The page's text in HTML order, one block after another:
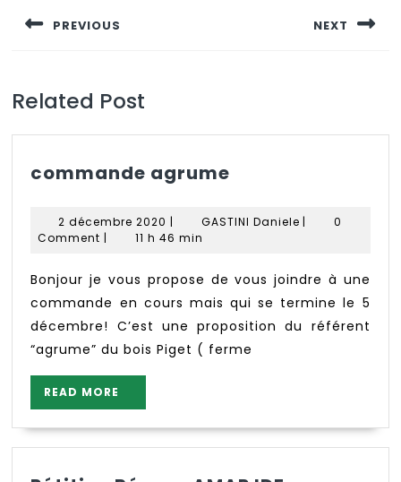
l’article
PREVIOUS NEXT
Related Post
commande agrume
2 décembre 2020 2
décembre
| GASTINI DanieleGASTINI
|
0
Comment | 11 h 46 min
Bonjour je vous propose de vous joindre à une
commande en cours mais qui se termine le 5
décembre! C’est une proposition du référent
“agrume” du bois Piget ( ferme
READ MORE
MORE